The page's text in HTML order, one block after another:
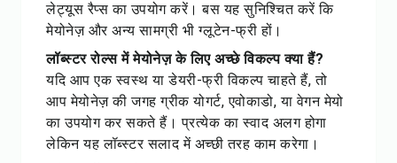
लेट्यूस रैप्स का उपयोग करें। बस यह सुनिश्चित करें कि
मेयोनेज़ और अन्य सामग्री भी ग्लूटेन-फ्री हों।
लॉब्स्टर रोल्स में मेयोनेज़ के लिए अच्छे विकल्प क्या हैं?
यदि आप एक स्वस्थ या डेयरी-फ्री विकल्प चाहते हैं, तो
आप मेयोनेज़ की जगह ग्रीक योगर्ट, एवोकाडो, या वेगन मेयो
का उपयोग कर सकते हैं। प्रत्येक का स्वाद अलग होगा
लेकिन यह लॉब्स्टर सलाद में अच्छी तरह काम करेगा।